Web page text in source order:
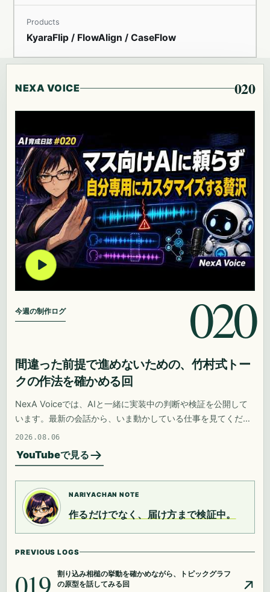
Products
KyaraFlip / FlowAlign / CaseFlow
NEXA VOICE 020
今週の制作ログ 020
間違った前提で進めないための、竹村式トー
クの作法を確かめる回
NexA Voiceでは、AIと一緒に実装中の判断や検証を公開して
います。最新の会話から、いま動かしている仕事を見てくださ
い。
2026.08.06
YouTubeで見る
NARIYACHAN NOTE
作るだけでなく、届け方まで検証中。
PREVIOUS LOGS
019
割り込み相槌の挙動を確かめながら、トピックグラフ
の原型を話してみる回